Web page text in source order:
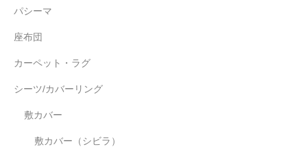
パシーマ
座布団
カーペット・ラグ
シーツ/カバーリング
敷カバー
敷カバー（シビラ）